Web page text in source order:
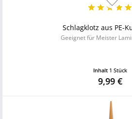
Schlagklotz aus PE-
Geeignet für Meister
Inhalt 1 Stück
9,99 €